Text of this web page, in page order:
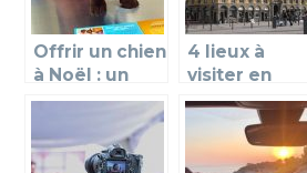
Offrir un chien
à Noël : un
cadeau
magique mais
pas anodin !
4 lieux à
visiter en
famille à